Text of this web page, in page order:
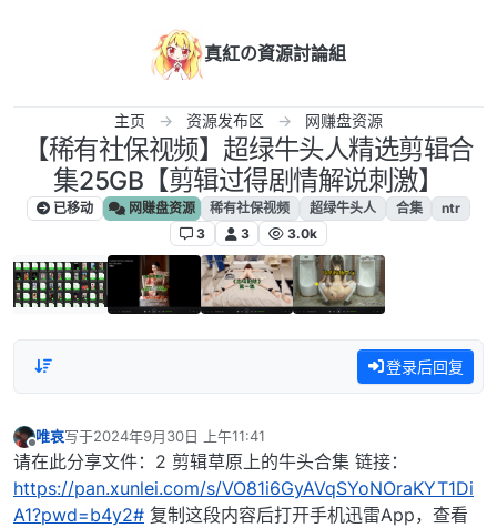
真紅の資源討論組
主页 资源发布区 网赚盘资源
【稀有社保视频】超绿牛头人精选剪辑合
集25GB【剪辑过得剧情解说刺激】
已移动 网赚盘资源 稀有社保视频 超绿牛头人 合集
ntr
3
3 3.0k
登录后回复
离线
唯哀写于2024年9月30日 上午11:41
最后由 编辑
请在此分享文件：2 剪辑草原上的牛头合集 链接：
https://pan.xunlei.com/s/VO81i6GyAVqSYoNOraKYT1Di
A1?pwd=b4y2# 复制这段内容后打开手机迅雷App，查看